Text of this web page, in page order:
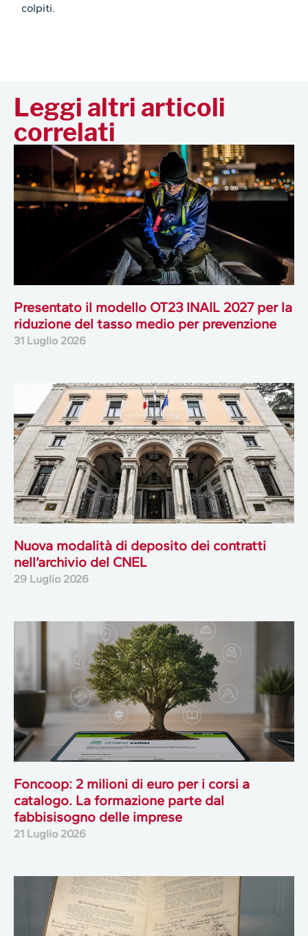
colpiti.
Leggi altri articoli
correlati
Presentato il modello OT23 INAIL 2027 per la
riduzione del tasso medio per prevenzione
31 Luglio 2026
Nuova modalità di deposito dei contratti
nell’archivio del CNEL
29 Luglio 2026
Foncoop: 2 milioni di euro per i corsi a
catalogo. La formazione parte dal
fabbisisogno delle imprese
21 Luglio 2026